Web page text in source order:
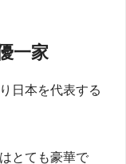
一家
日本を代表する
とても豪華で